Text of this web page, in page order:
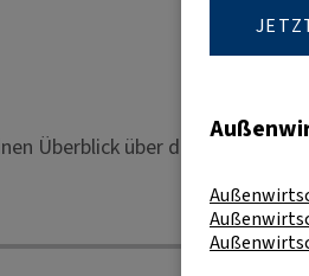
Überblick über die